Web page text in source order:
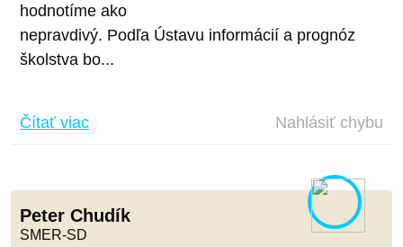
hodnotíme ako
nepravdivý. Podľa Ústavu informácií a prognóz
školstva bo...
Čítať viac Nahlásiť chybu
Peter Chudík
SMER-SD